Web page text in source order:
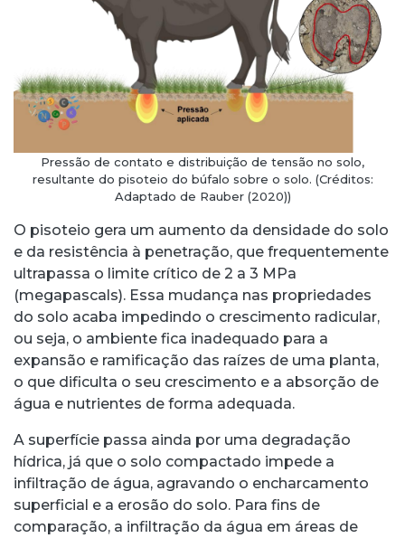
Pressão de contato e distribuição de tensão no solo,
resultante do pisoteio do búfalo sobre o solo. (Créditos:
Adaptado de Rauber (2020))
O pisoteio gera um aumento da densidade do solo
e da resistência à penetração, que frequentemente
ultrapassa o limite crítico de 2 a 3 MPa
(megapascals). Essa mudança nas propriedades
do solo acaba impedindo o crescimento radicular,
ou seja, o ambiente fica inadequado para a
expansão e ramificação das raízes de uma planta,
o que dificulta o seu crescimento e a absorção de
água e nutrientes de forma adequada.
A superfície passa ainda por uma degradação
hídrica, já que o solo compactado impede a
infiltração de água, agravando o encharcamento
superficial e a erosão do solo. Para fins de
comparação, a infiltração da água em áreas de